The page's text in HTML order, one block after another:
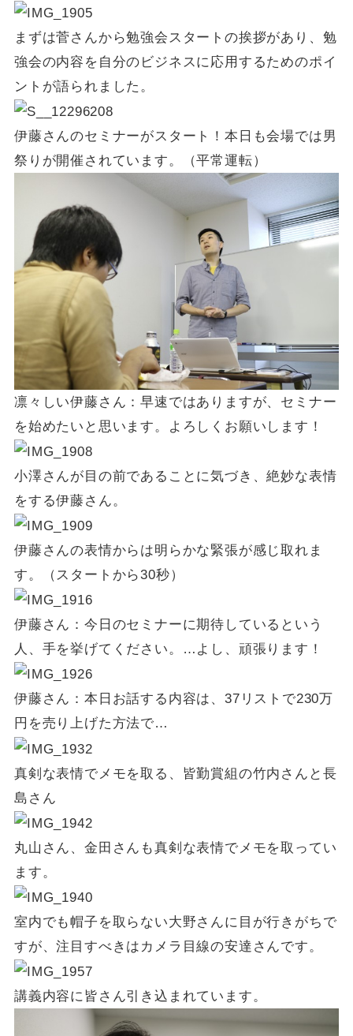
まずは菅さんから勉強会スタートの挨拶があり、勉
強会の内容を自分のビジネスに応用するためのポイ
ントが語られました。
伊藤さんのセミナーがスタート！本日も会場では男
祭りが開催されています。（平常運転）
凛々しい伊藤さん：早速ではありますが、セミナー
を始めたいと思います。よろしくお願いします！
小澤さんが目の前であることに気づき、絶妙な表情
をする伊藤さん。
伊藤さんの表情からは明らかな緊張が感じ取れま
す。（スタートから30秒）
伊藤さん：今日のセミナーに期待しているという
人、手を挙げてください。…よし、頑張ります！
伊藤さん：本日お話する内容は、37リストで230万
円を売り上げた方法で…
真剣な表情でメモを取る、皆勤賞組の竹内さんと長
島さん
丸山さん、金田さんも真剣な表情でメモを取ってい
ます。
室内でも帽子を取らない大野さんに目が行きがちで
すが、注目すべきはカメラ目線の安達さんです。
講義内容に皆さん引き込まれています。